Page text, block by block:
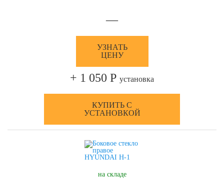
—
УЗНАТЬ
ЦЕНУ
+ 1 050 Р установка
КУПИТЬ С
УСТАНОВКОЙ
на складе